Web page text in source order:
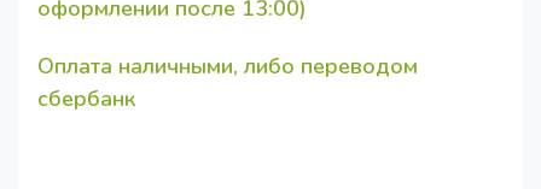
оформлении после 13:00)
Оплата наличными, либо переводом
сбербанк